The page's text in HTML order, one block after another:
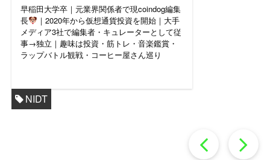
早稲田大学卒｜元業界関係者で現coindog編集
長
｜2020年から仮想通貨投資を開始｜大手
メディア3社で編集者・キュレーターとして従
事→独立｜趣味は投資・筋トレ・音楽鑑賞・
ラップバトル観戦・コーヒー屋さん巡り
NIDT
過